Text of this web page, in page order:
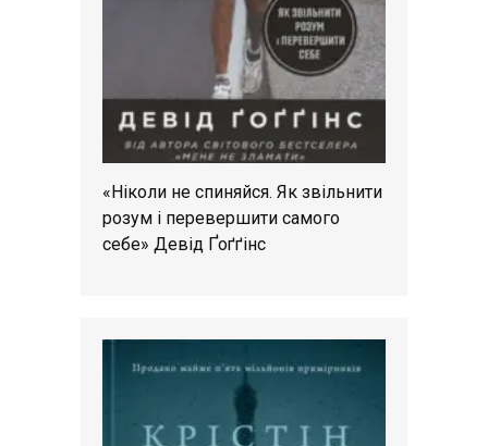
«Ніколи не спиняйся. Як звільнити
розум і перевершити самого
себе» Девід Ґоґґінс